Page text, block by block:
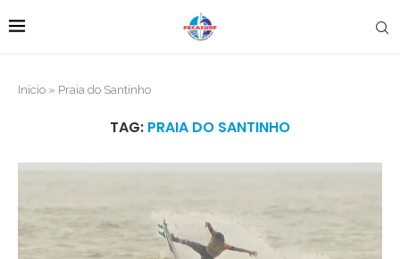
Início » Praia do Santinho
TAG: PRAIA DO SANTINHO